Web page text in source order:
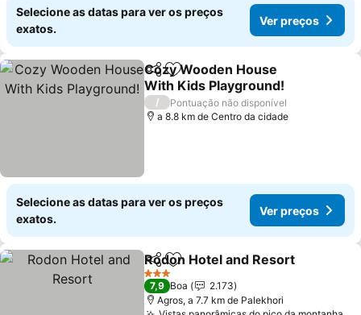
Selecione as datas para ver os preços
exatos.
Ver preços
PartilharAdicionar aos favoritos
Cozy Wooden House
With Kids Playground!
Ver preços
/
Pontuação não disponível
a 8.8 km de Centro da cidade
Selecione as datas para ver os preços
exatos.
Ver preços
PartilharAdicionar aos favoritos
Rodon Hotel and Resort
3 Estrelas
7,9 Boa
2.173
Agros, a 7.7 km de Palekhori